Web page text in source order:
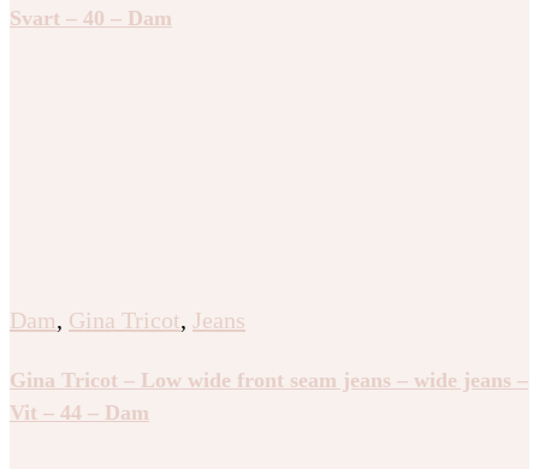
Svart – 40 – Dam
Dam, Gina Tricot, Jeans
Gina Tricot – Low wide front seam jeans – wide jeans –
Vit – 44 – Dam